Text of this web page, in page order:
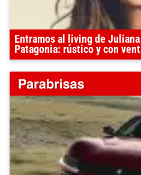
Entramos al living de Juliana
Patagonia: rústico y con